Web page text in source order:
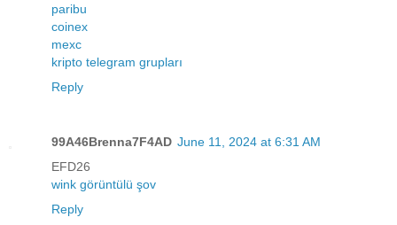
paribu
coinex
mexc
kripto telegram grupları
Reply
99A46Brenna7F4AD June 11, 2024 at 6:31 AM
EFD26
wink görüntülü şov
Reply